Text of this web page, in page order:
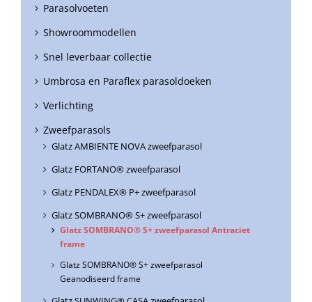
Parasolvoeten
Showroommodellen
Snel leverbaar collectie
Umbrosa en Paraflex parasoldoeken
Verlichting
Zweefparasols
Glatz AMBIENTE NOVA zweefparasol
Glatz FORTANO® zweefparasol
Glatz PENDALEX® P+ zweefparasol
Glatz SOMBRANO® S+ zweefparasol
Glatz SOMBRANO® S+ zweefparasol Antraciet
frame
Glatz SOMBRANO® S+ zweefparasol
Geanodiseerd frame